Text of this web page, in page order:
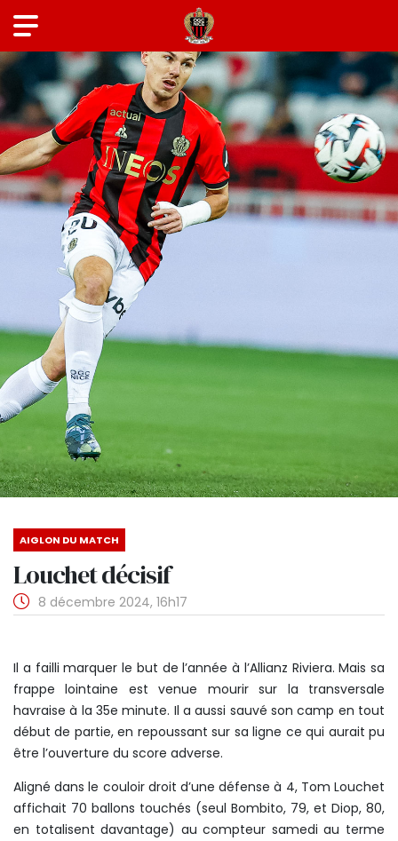
AIGLON DU MATCH
Louchet décisif
8 décembre 2024, 16h17
Il a failli marquer le but de l’année à l’Allianz Riviera. Mais sa
frappe lointaine est venue mourir sur la transversale
havraise à la 35e minute. Il a aussi sauvé son camp en tout
début de partie, en repoussant sur sa ligne ce qui aurait pu
être l’ouverture du score adverse.
Aligné dans le couloir droit d’une défense à 4, Tom Louchet
affichait 70 ballons touchés (seul Bombito, 79, et Diop, 80,
en totalisent davantage) au compteur samedi au terme